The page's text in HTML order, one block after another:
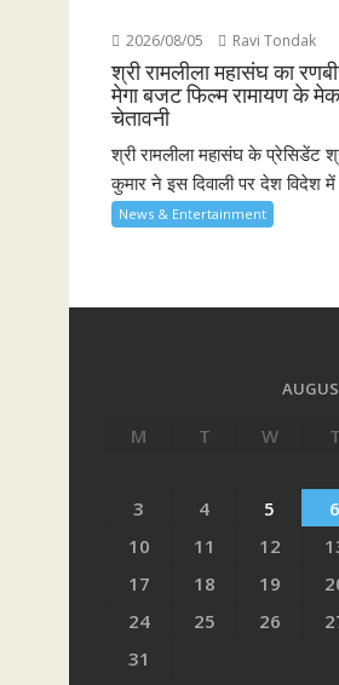
2026/08/05 Ravi Tondak
श्री रामलीला महासंघ का
मेगा बजट फिल्म रामायण के
चेतावनी
श्री रामलीला महासंघ के प्रेसिडेंट
कुमार ने इस दिवाली पर देश विदेश में
News & Entertainment
M T W T
3
4 5 6
10
11 12
17
18 19
24
25 26
31